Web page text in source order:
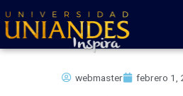
al
contenido
webmaster febrero 1,